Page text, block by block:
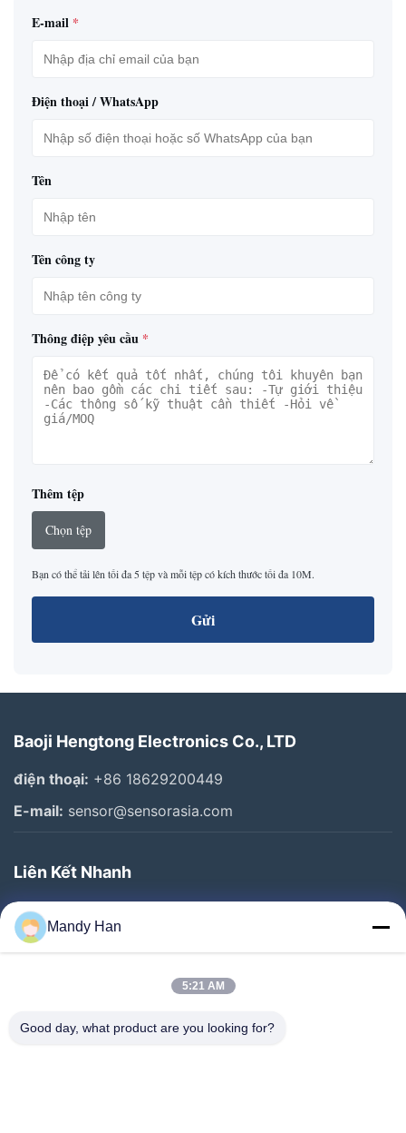
E-mail *
Điện thoại / WhatsApp
Tên
Tên công ty
Thông điệp yêu cầu *
Thêm tệp
Chọn tệp
Bạn có thể tải lên tối đa 5 tệp và mỗi tệp có kích thước tối đa 10M.
Gửi
Baoji Hengtong Electronics Co., LTD
điện thoại: +86 18629200449
E-mail: sensor@sensorasia.com
Liên Kết Nhanh
Trang Chủ
Các Sản Phẩm
Tham Quan Nhà Máy
Mandy Han
5:21 AM
Good day, what product are you looking for?